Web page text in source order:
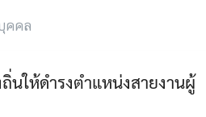
คคล
นให้ดำรงตำแหน่งสายงานผู้